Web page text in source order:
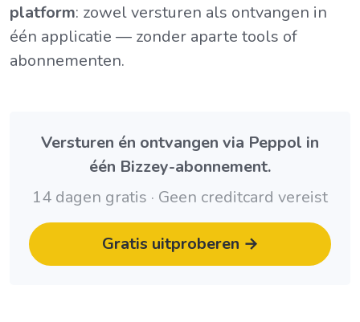
platform: zowel versturen als ontvangen in
één applicatie — zonder aparte tools of
abonnementen.
Versturen én ontvangen via Peppol in
één Bizzey-abonnement.
14 dagen gratis · Geen creditcard vereist
Gratis uitproberen →